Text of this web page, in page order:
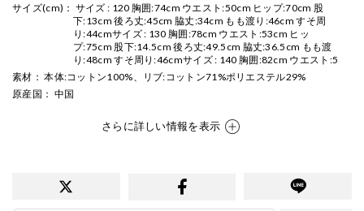
サイズ(cm) ： サイズ : 120 胸囲:74cm ウエスト:50cm ヒップ:70cm 股
下:13cm 後ろ丈:45cm 脇丈:34cm もも渡り:46cm すそ周
り:44cmサイズ : 130 胸囲:78cm ウエスト:53cm ヒッ
プ:75cm 股下:14.5cm 後ろ丈:49.5cm 脇丈:36.5cm もも渡
り:48cm すそ周り:46cmサイズ : 140 胸囲:82cm ウエスト:5
素材 ： 本体:コットン100%、リブ:コットン71%ポリエステル29%
原産国 ： 中国
さらに詳しい情報を表示